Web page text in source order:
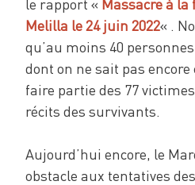
Melilla le 24 juin 2022« .
qu’au moins 40
dont on ne sait pas
faire partie des 77
récits des survivants.
Aujourd’hui encore, le
obstacle aux tentatives